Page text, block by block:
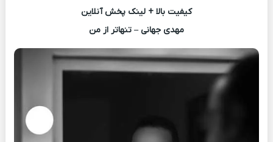
کیفیت بالا + لینک پخش آنلاین
مهدی جهانی – تنهاتر از من